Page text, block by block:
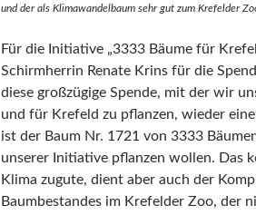
und der als Klimawandelbaum sehr gut zum Krefelder
Für die Initiative „3333 Bäume für
Schirmherrin Renate Krins für die
diese großzügige Spende, mit der wir
und für Krefeld zu pflanzen, wieder
ist der Baum Nr. 1721 von 3333
unserer Initiative pflanzen wollen. Das
Klima zugute, dient aber auch der
Baumbestandes im Krefelder Zoo, der